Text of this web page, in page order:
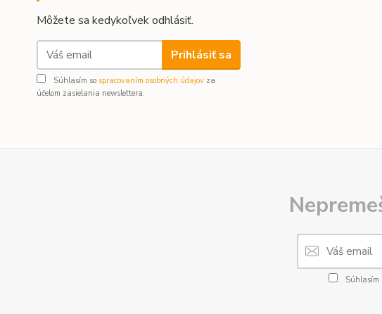
Môžete sa kedykoľvek odhlásiť.
Prihlásiť sa
Súhlasím so spracovaním osobných údajov za
účelom zasielania newslettera.
Súhlasím